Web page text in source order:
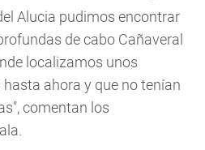
Alucia pudimos encontrar
de cabo Cañaveral
localizamos unos
ahora y que no tenían
comentan los